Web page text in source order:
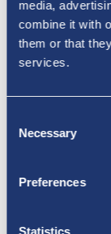
media,
combine it with
them or that
services.
Selection
Necessary
Preferences
Statistics